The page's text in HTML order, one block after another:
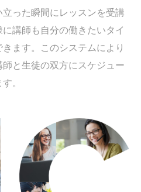
った瞬間にレッスンを受講
講師も自分の働きたいタイ
ます。このシステムにより
と生徒の双方にスケジュー
。